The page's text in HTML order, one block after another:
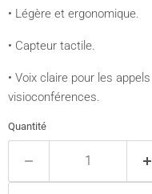
• Légère et ergonomique.
• Capteur tactile.
• Voix claire pour les
visioconférences.
Quantité